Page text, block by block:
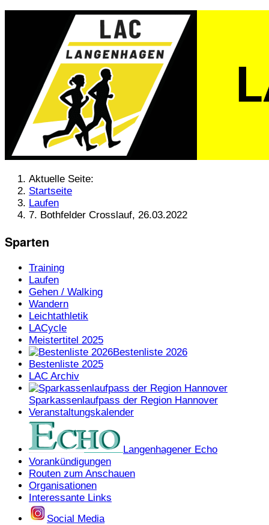
Aktuelle Seite:
Startseite
Laufen
7. Bothfelder Crosslauf, 26.03.2022
Sparten
Training
Laufen
Gehen / Walking
Wandern
Leichtathletik
LACycle
Meistertitel 2025
Bestenliste 2026
Bestenliste 2025
LAC Archiv
Sparkassenlaufpass der Region Hannover
Veranstaltungskalender
Langenhagener Echo
Vorankündigungen
Routen zum Anschauen
Organisationen
Interessante Links
Social Media